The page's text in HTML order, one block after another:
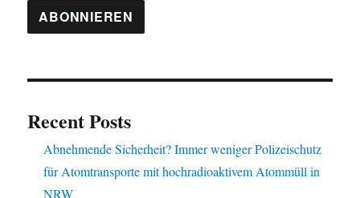
Recent Posts
Abnehmende Sicherheit? Immer weniger Polizeischutz
für Atomtransporte mit hochradioaktivem Atommüll in
NRW